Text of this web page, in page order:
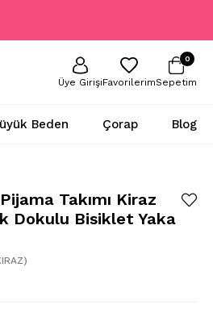
Üye GirişiFavorilerimSepetim
0
Beden Çorap Blog
Takımı Kiraz
Dokulu Bisiklet Yaka